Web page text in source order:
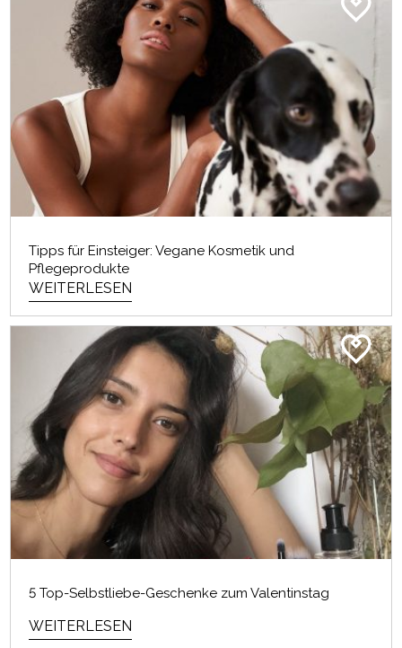
Tipps für Einsteiger: Vegane Kosmetik und
Pflegeprodukte
WEITERLESEN
5 Top-Selbstliebe-Geschenke zum Valentinstag
WEITERLESEN